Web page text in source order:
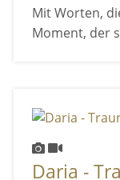
Mit Worten,
Moment, der
Daria -